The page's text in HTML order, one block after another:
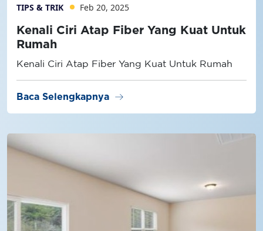
TIPS & TRIK Feb 20, 2025
Kenali Ciri Atap Fiber Yang Kuat Untuk
Rumah
Kenali Ciri Atap Fiber Yang Kuat Untuk Rumah
Baca Selengkapnya arrow_right_alt